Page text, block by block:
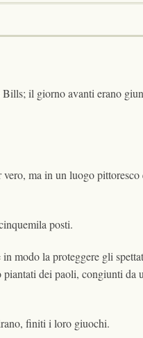
il giorno avanti erano
ma in un luogo
posti.
modo la proteggere gli
dei paoli, congiunti da
finiti i loro giuochi.